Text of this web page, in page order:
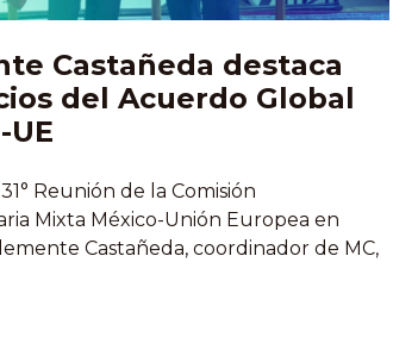
Castañeda destaca
del Acuerdo Global
UE
Reunión de la Comisión
Mixta México-Unión Europea en
Castañeda, coordinador de MC,